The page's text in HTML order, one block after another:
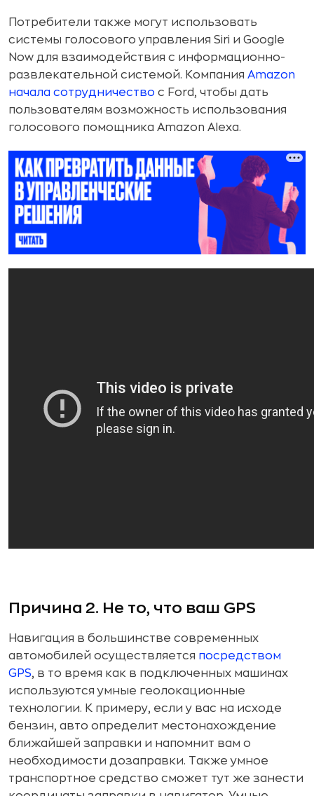
Потребители также могут использовать
системы голосового управления Siri и Google
Now для взаимодействия с информационно-
развлекательной системой. Компания Amazon
начала сотрудничество с Ford, чтобы дать
пользователям возможность использования
голосового помощника Amazon Alexa.
Причина 2. Не то, что ваш GPS
Навигация в большинстве современных
автомобилей осуществляется посредством
GPS, в то время как в подключенных машинах
используются умные геолокационные
технологии. К примеру, если у вас на исходе
бензин, авто определит местонахождение
ближайшей заправки и напомнит вам о
необходимости дозаправки. Также умное
транспортное средство сможет тут же занести